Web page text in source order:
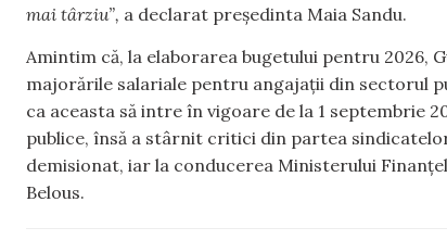
mai târziu”, a declarat președinta Maia Sandu.
Amintim că, la elaborarea bugetului pentru 2026,
majorările salariale pentru angajații din sectorul
ca aceasta să intre în vigoare de la 1 septembrie
publice, însă a stârnit critici din partea
demisionat, iar la conducerea Ministerului
Belous.